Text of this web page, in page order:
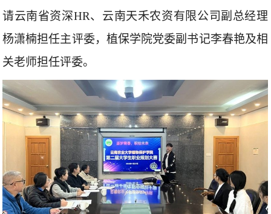
请云南省资深HR、云南天禾农资有限公司副总经理
杨潇楠担任主评委，植保学院党委副书记李春艳及相
关老师担任评委。